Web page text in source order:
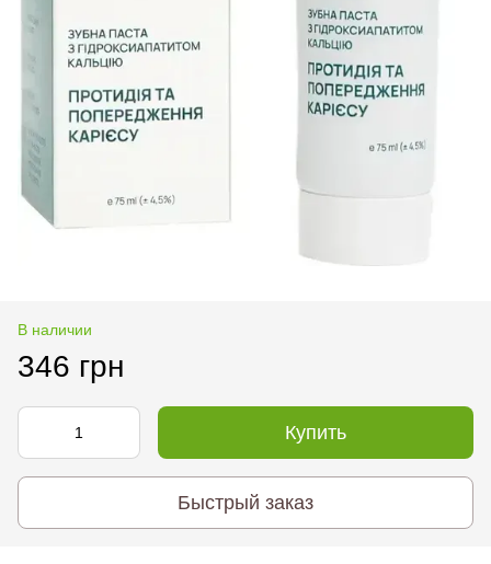
В наличии
346 грн
Купить
Быстрый заказ